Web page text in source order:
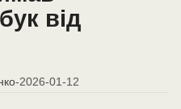
від
-2026-01-12